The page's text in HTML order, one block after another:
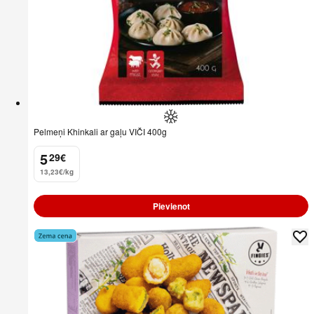
Pelmeņi Khinkali ar gaļu VIČI 400g
5
. 29€
13,23€/kg
Pievienot